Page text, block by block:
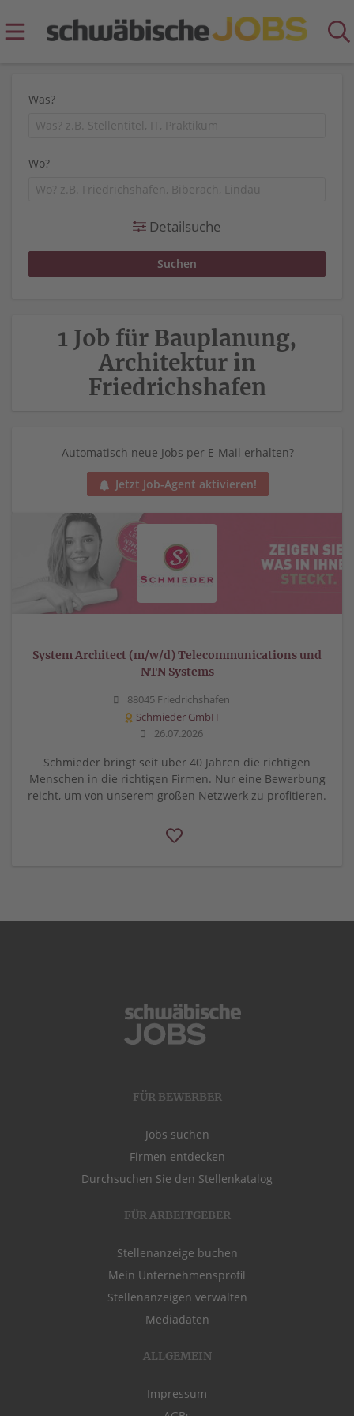
Was?
Wo?
Detailsuche
1 Job für Bauplanung,
Architektur in
Friedrichshafen
Automatisch neue Jobs per E-Mail erhalten?
Jetzt Job-Agent aktivieren!
System Architect (m/w/d) Telecommunications und
NTN Systems
88045 Friedrichshafen
Schmieder GmbH
26.07.2026
Schmieder bringt seit über 40 Jahren die richtigen
Menschen in die richtigen Firmen. Nur eine Bewerbung
reicht, um von unserem großen Netzwerk zu profitieren.
FÜR BEWERBER
Jobs suchen
Firmen entdecken
Durchsuchen Sie den Stellenkatalog
FÜR ARBEITGEBER
Stellenanzeige buchen
Mein Unternehmensprofil
Stellenanzeigen verwalten
Mediadaten
ALLGEMEIN
Impressum